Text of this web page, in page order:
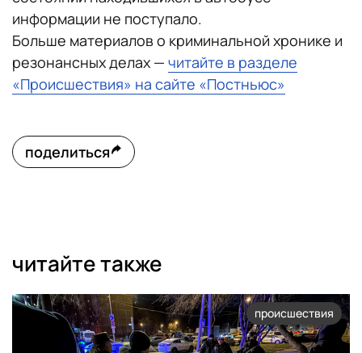
информации не поступало.
Больше материалов о криминальной хронике и
резонансных делах — читайте в разделе
«Происшествия» на сайте «Постньюс»
поделиться
читайте также
происшествия